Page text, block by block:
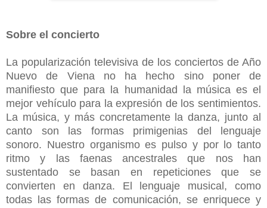
Sobre el concierto
La popularización televisiva de los conciertos de Año
Nuevo de Viena no ha hecho sino poner de
manifiesto que para la humanidad la música es el
mejor vehículo para la expresión de los sentimientos.
La música, y más concretamente la danza, junto al
canto son las formas primigenias del lenguaje
sonoro. Nuestro organismo es pulso y por lo tanto
ritmo y las faenas ancestrales que nos han
sustentado se basan en repeticiones que se
convierten en danza. El lenguaje musical, como
todas las formas de comunicación, se enriquece y